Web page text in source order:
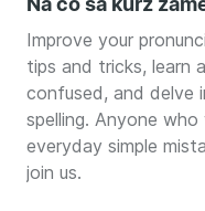
Improve your
tips and tricks, learn
confused, and delve
spelling. Anyone
everyday simple
join us.